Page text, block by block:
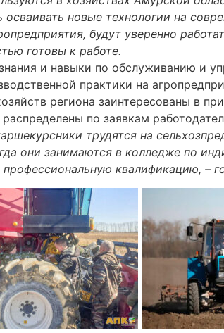
новые технологии на
будут уверенно
готовы к работе.
и навыки по обслуживанию и
практики на
региона заинтересованы в
по заявкам
трудятся на
они занимаются в колледже по
квалификацию, –